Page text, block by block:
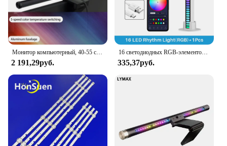
stay connected and productive throughout the day.
Монитор компьютерный, 40-55 см, с подсветкой
2 191,29руб.
16 светодиодных RGB-элементов, планшетофон с управлением через приложение для рабочего стола, искусственная атмосфера, синхронизация музыки, ТВ, настенная компьютерная игра, спальня, ночная лампа
335,37руб.